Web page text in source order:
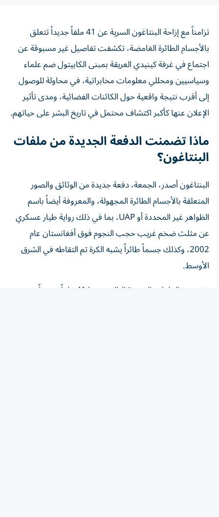
تزامناً مع إزاحة البنتاغون السرية عن 41 ملفاً جديداً تتعلق
بالأجسام الطائرة الغامضة، تكشفت تفاصيل غير مسبوقة عن
اجتماع في غرفة كينيدي العريقة بمبنى الكابيتول ضم علماء
وسياسيين ومحللي معلومات مخابراتية، في محاولة للوصول
إلى أقرب نتيجة واقعية حول الكائنات الفضائية، ومدى تأثير
الإعلان عنها كأكبر اكتشاف محتمل في تاريخ البشر على حياتهم.
ماذا تضمنت الدفعة الجديدة من ملفات
البنتاغون؟
البنتاغون أصدر، الجمعة، دفعة جديدة من الوثائق والصور
المتعلقة بالأجسام الطائرة المجهولة، والمعروفة أيضاً باسم
الظواهر غير المحددة أو UAP، بما في ذلك رواية طيار عسكري
عن مثلث ضخم غريب حجب النجوم فوق أفغانستان عام
2002، وكذلك جسماً طائراً يشبه الكرة تم التقاطه في الشرق
الأوسط.
وتتضمن الملفات الجديدة البالغ عددها 41 ملفاً، مزيجاً من